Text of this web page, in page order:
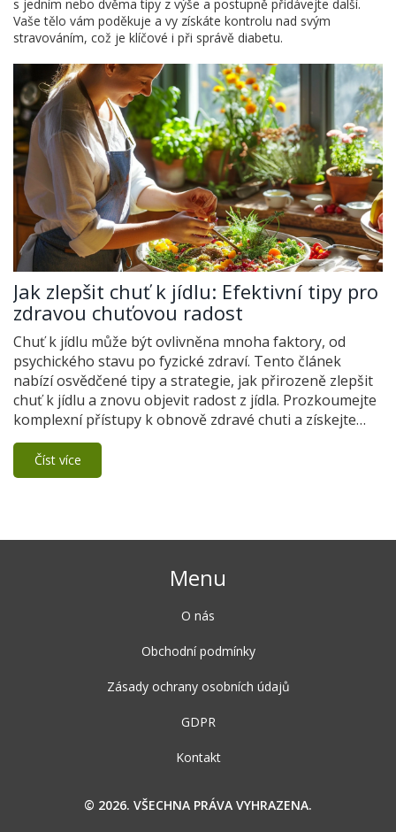
s jedním nebo dvěma tipy z výše a postupně přidávejte další.
Vaše tělo vám poděkuje a vy získáte kontrolu nad svým
stravováním, což je klíčové i při správě diabetu.
Jak zlepšit chuť k jídlu: Efektivní tipy pro
zdravou chuťovou radost
Chuť k jídlu může být ovlivněna mnoha faktory, od
psychického stavu po fyzické zdraví. Tento článek
nabízí osvědčené tipy a strategie, jak přirozeně zlepšit
chuť k jídlu a znovu objevit radost z jídla. Prozkoumejte
komplexní přístupy k obnově zdravé chuti a získejte
užitečné informace o tom, jak si užívat jídlo bez stresu a
nepohodlí.
Číst více
Menu
O nás
Obchodní podmínky
Zásady ochrany osobních údajů
GDPR
Kontakt
© 2026. VŠECHNA PRÁVA VYHRAZENA.